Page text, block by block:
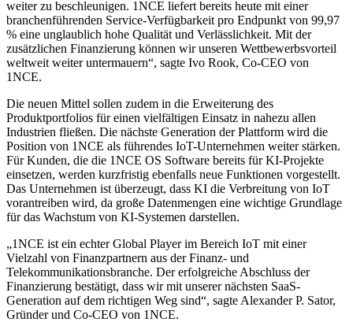
weiter zu beschleunigen. 1NCE liefert bereits heute mit einer
branchenführenden Service-Verfügbarkeit pro Endpunkt von 99,97
% eine unglaublich hohe Qualität und Verlässlichkeit. Mit der
zusätzlichen Finanzierung können wir unseren Wettbewerbsvorteil
weltweit weiter untermauern“, sagte Ivo Rook, Co-CEO von
1NCE.
Die neuen Mittel sollen zudem in die Erweiterung des
Produktportfolios für einen vielfältigen Einsatz in nahezu allen
Industrien fließen. Die nächste Generation der Plattform wird die
Position von 1NCE als führendes IoT-Unternehmen weiter stärken.
Für Kunden, die die 1NCE OS Software bereits für KI-Projekte
einsetzen, werden kurzfristig ebenfalls neue Funktionen vorgestellt.
Das Unternehmen ist überzeugt, dass KI die Verbreitung von IoT
vorantreiben wird, da große Datenmengen eine wichtige Grundlage
für das Wachstum von KI-Systemen darstellen.
„1NCE ist ein echter Global Player im Bereich IoT mit einer
Vielzahl von Finanzpartnern aus der Finanz- und
Telekommunikationsbranche. Der erfolgreiche Abschluss der
Finanzierung bestätigt, dass wir mit unserer nächsten SaaS-
Generation auf dem richtigen Weg sind“, sagte Alexander P. Sator,
Gründer und Co-CEO von 1NCE.